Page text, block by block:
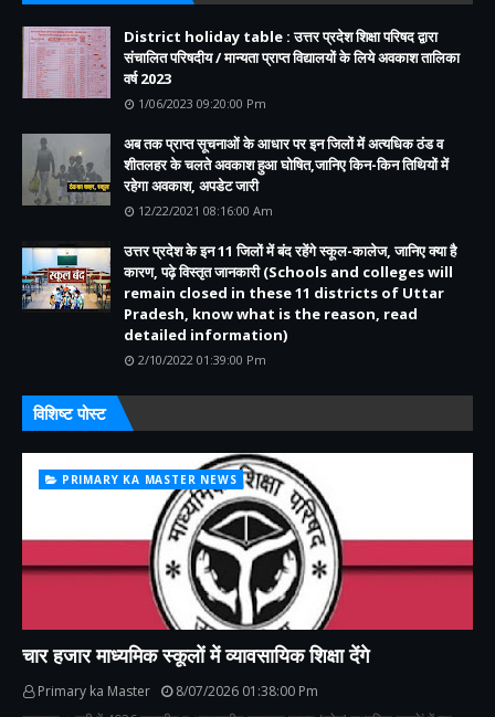
District holiday table : उत्तर प्रदेश शिक्षा परिषद द्वारा
संचालित परिषदीय / मान्यता प्राप्त विद्यालयों के लिये अवकाश तालिका
वर्ष 2023
1/06/2023 09:20:00 Pm
अब तक प्राप्त सूचनाओं के आधार पर इन जिलों में अत्यधिक ठंड व
शीतलहर के चलते अवकाश हुआ घोषित,जानिए किन-किन तिथियों में
रहेगा अवकाश, अपडेट जारी
12/22/2021 08:16:00 Am
उत्तर प्रदेश के इन 11 जिलों में बंद रहेंगे स्कूल-कालेज, जानिए क्या है
कारण, पढ़े विस्तृत जानकारी (Schools and colleges will
remain closed in these 11 districts of Uttar
Pradesh, know what is the reason, read
detailed information)
2/10/2022 01:39:00 Pm
विशिष्ट पोस्ट
PRIMARY KA MASTER NEWS
चार हजार माध्यमिक स्कूलों में व्यावसायिक शिक्षा देंगे
Primary ka Master
8/07/2026 01:38:00 Pm